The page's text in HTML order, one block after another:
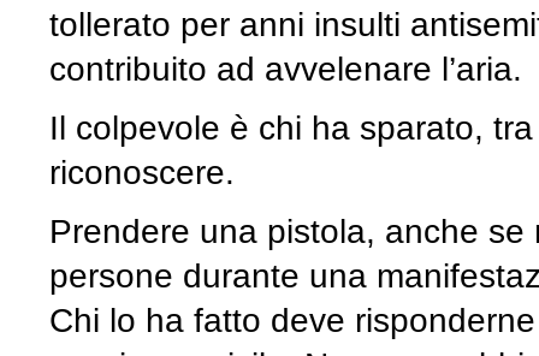
tollerato per anni insulti
contribuito ad avvelenare l’aria.
Il colpevole è chi ha sparato,
riconoscere.
Prendere una pistola, anche
persone durante una
Chi lo ha fatto deve